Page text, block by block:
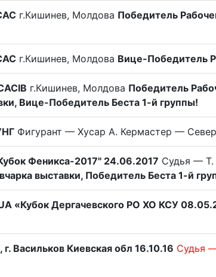
г.Кишинев, Молдова Победитель
г.Кишинев, Молдова Вице-Победитель
г.Кишинев, Молдова Победитель
Вице-Победитель Беста 1-й группы!
Фигурант — Хусар А. Кермастер —
Феникса-2017" 24.06.2017 Судья —
выставки, Победитель Беста 1-й
«Кубок Дергачевского РО ХО КСУ
Васильков Киевская обл 16.10.16 Судья